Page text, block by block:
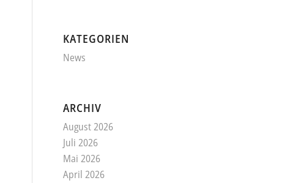
KATEGORIEN
News
ARCHIV
August 2026
Juli 2026
Mai 2026
April 2026